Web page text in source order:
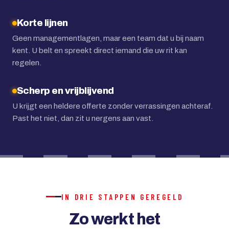
Korte lijnen
Geen managementlagen, maar een team dat u bij naam
kent. U belt en spreekt direct iemand die uw rit kan
regelen.
Scherp en vrijblijvend
U krijgt een heldere offerte zonder verrassingen achteraf.
Past het niet, dan zit u nergens aan vast.
IN DRIE STAPPEN GEREGELD
Zo werkt het